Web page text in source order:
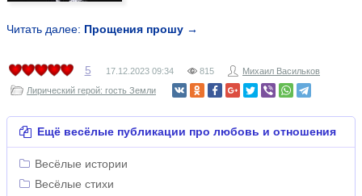
Читать далее: Прощения прошу →
5 17.12.2023 09:34 815
Михаил Васильков
Лирический герой: гость Земли
Ещё весёлые публикации про любовь и отношения
Весёлые истории
Весёлые стихи